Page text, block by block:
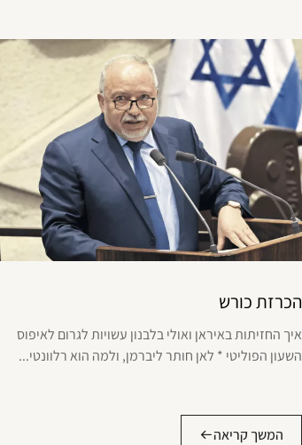
הכרזת כורש
איך החזיתות באיראן ואולי בלבנון עשויות לגרום לאיפוס
השעון הפוליטי * לאן חותר ליברמן, ולמה הוא רלוונטי...
המשך קריאה